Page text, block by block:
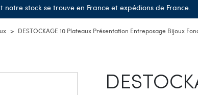
notre stock se trouve en France et expédions de France.
DESTOCKAGE 10 Plateaux Présentation Entreposage Bijoux